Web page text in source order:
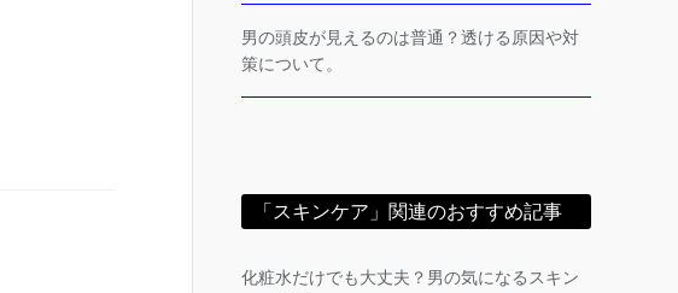
男の頭皮が見えるのは普通？透ける原因や対
策について。
「スキンケア」関連のおすすめ記事
化粧水だけでも大丈夫？男の気になるスキン